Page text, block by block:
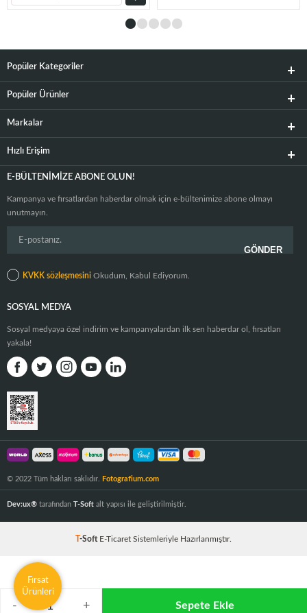
- + Sepete Ekle
Popüler Kategoriler
Popüler Ürünler
Markalar
Hızlı Erişim
E-BÜLTENIMIZE ABONE OLUN!
Kampanya ve fırsatlardan haberdar olmak için e-bültenimize abone olmayı
unutmayın.
KVKK sözleşmesini Okudum, Kabul Ediyorum.
SOSYAL MEDYA
Sosyal medyaya özel indirim ve kampanyalardan ilk sen haberdar ol, fırsatları
yakala!
© 2022 Tüm hakları saklıdır. Fotografium.com
Dev:ux® tarafından T-Soft alt yapısı ile geliştirilmiştir.
T-Soft E-Ticaret Sistemleriyle Hazırlanmıştır.
Fırsat
Ürünleri